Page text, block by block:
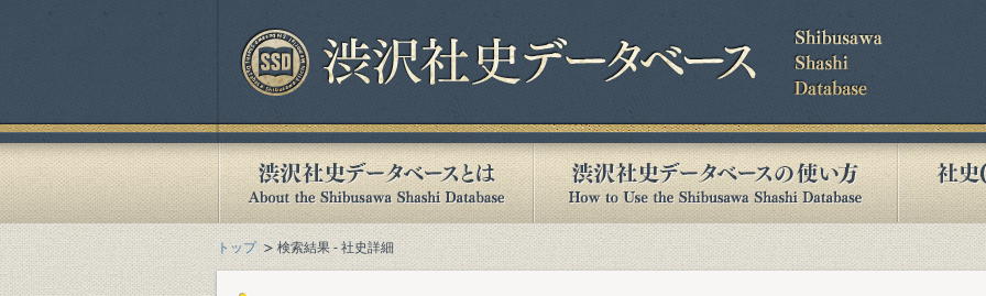
トップ 検索結果 - 社史詳細